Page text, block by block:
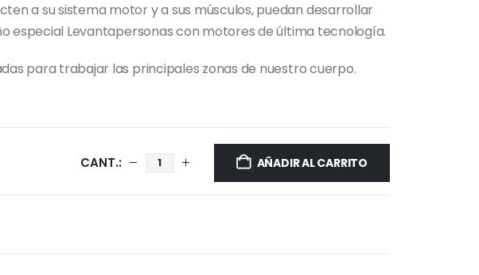
a su sistema motor y a sus músculos, puedan desarrollar
especial Levantapersonas con motores de última tecnología.
para trabajar las principales zonas de nuestro cuerpo.
AÑADIR AL CARRITO